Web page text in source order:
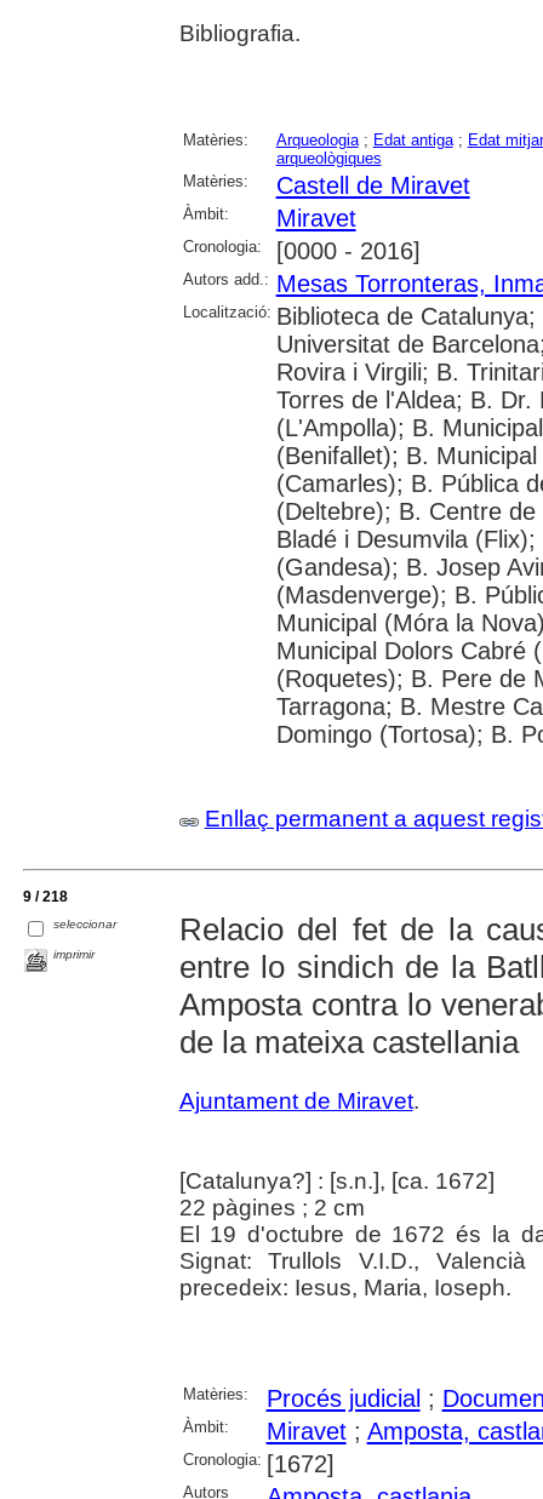
Bibliografia.
Matèries: Arqueologia; Edat antiga; Edat
arqueològiques
Matèries:
Castell de Miravet
Àmbit: Miravet
Cronologia: [0000 - 2016]
Autors add.: Mesas Torronteras,
Localització: Biblioteca de
Universitat de
Rovira i Virgili; B.
Torres de l'Aldea; B.
(L'Ampolla); B.
(Benifallet); B.
(Camarles); B. Pública
(Deltebre); B. Centre
Bladé i Desumvila
(Gandesa); B. Josep
(Masdenverge); B.
Municipal (Móra la
Municipal Dolors Cabré
(Roquetes); B. Pere de
Tarragona; B. Mestre
Domingo (Tortosa); B.
Enllaç permanent a aquest
9 / 218
seleccionar
imprimir
Relacio del fet de la
entre lo sindich de la
Amposta contra lo
de la mateixa castellania
Ajuntament de Miravet.
[Catalunya?] : [s.n.], [ca. 1672]
22 pàgines ; 2 cm
El 19 d'octubre de 1672 és la
Signat: Trullols V.I.D.,
precedeix: Iesus, Maria, Ioseph.
Matèries: Procés judicial ;
Àmbit: Miravet; Amposta,
Cronologia: [1672]
Autors